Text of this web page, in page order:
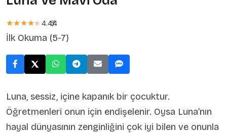
★★★★★
★★★★★4.44
/
5
İlk Okuma (5-7)
Luna, sessiz, içine kapanık bir çocuktur.
Öğretmenleri onun için endişelenir. Oysa Luna’nın
hayal dünyasının zenginliğini çok iyi bilen ve onunla